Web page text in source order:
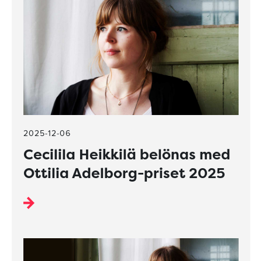
2025-12-06
Cecilila Heikkilä belönas med
Ottilia Adelborg-priset 2025